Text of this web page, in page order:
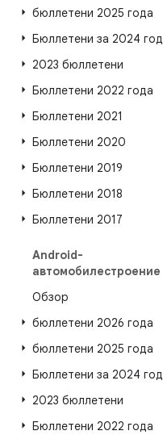
бюллетени 2025 года
Бюллетени за 2024 год
2023 бюллетени
Бюллетени 2022 года
Бюллетени 2021
Бюллетени 2020
Бюллетени 2019
Бюллетени 2018
Бюллетени 2017
Android-
автомобилестроение
Обзор
бюллетени 2026 года
бюллетени 2025 года
Бюллетени за 2024 год
2023 бюллетени
Бюллетени 2022 года